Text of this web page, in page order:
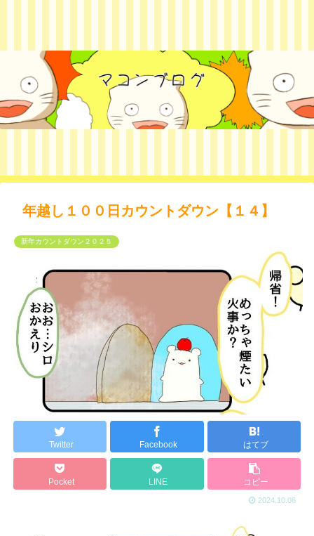
年越し１００日カウントダウン【１４】
新年カウントダウン２０２５
Twitter Facebook はてブ
Pocket LINE コピー
2024.10.06